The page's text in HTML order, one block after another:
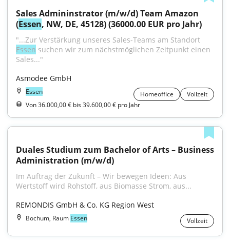
Sales Admininstrator (m/w/d) Team Amazon
(Essen, NW, DE, 45128) (36000.00 EUR pro Jahr)
Essen suchen wir zum nächstmöglichen Zeitpunkt einen
Sales..."
Asmodee GmbH
Essen Homeoffice
Vollzeit
Von 36.000,00 € bis 39.600,00 € pro Jahr
Duales Studium zum Bachelor of Arts – Business
Administration (m/w/d)
Im Auftrag der Zukunft – Wir bewegen Ideen: Aus
Wertstoff wird Rohstoff, aus Biomasse Strom, aus...
REMONDIS GmbH & Co. KG Region West
Bochum, Raum Essen Vollzeit